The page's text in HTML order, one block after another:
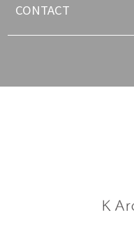
CONTACT